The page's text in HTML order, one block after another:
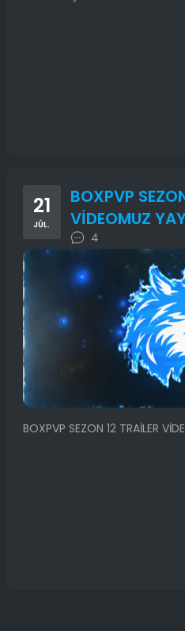
21
JÚL.
BOXPVP
VİDEOMUZ
4
BOXPVP SEZON 12 TRAİLER